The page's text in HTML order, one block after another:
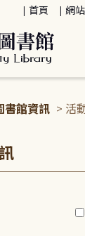
首頁 網
書館資訊 > 活